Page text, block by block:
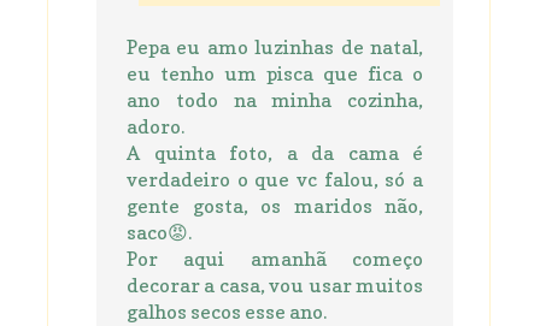
Pepa eu amo luzinhas de natal,
eu tenho um pisca que fica o
ano todo na minha cozinha,
adoro.
A quinta foto, a da cama é
verdadeiro o que vc falou, só a
gente gosta, os maridos não,
saco😡.
Por aqui amanhã começo
decorar a casa, vou usar muitos
galhos secos esse ano.